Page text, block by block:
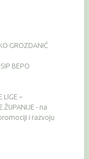
GROZDANIĆ
BEPO
LIGE –
ŽUPANIJE - na
i razvoju